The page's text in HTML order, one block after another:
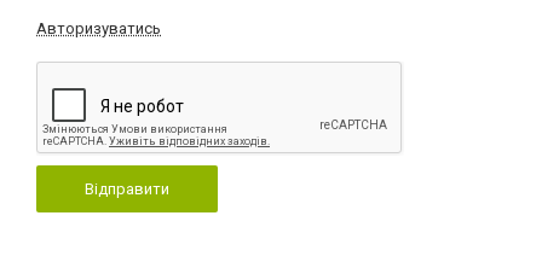
Авторизуватись
Відправити